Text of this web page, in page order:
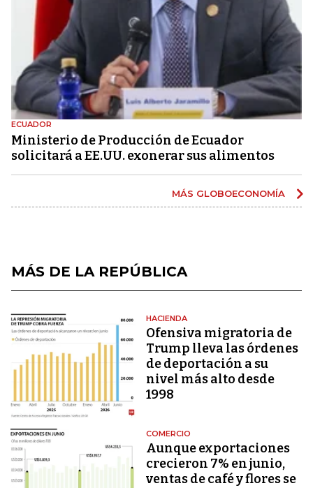
ECUADOR
Ministerio de Producción de Ecuador
solicitará a EE.UU. exonerar sus alimentos
MÁS GLOBOECONOMÍA
MÁS DE LA REPÚBLICA
HACIENDA
Ofensiva migratoria de
Trump lleva las órdenes
de deportación a su
nivel más alto desde
1998
COMERCIO
Aunque exportaciones
crecieron 7% en junio,
ventas de café y flores se